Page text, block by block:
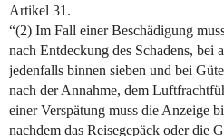
Artikel 31.
“(2) Im Fall einer Beschädigung
nach Entdeckung des Schadens, bei
jedenfalls binnen sieben und bei
nach der Annahme, dem
einer Verspätung muss die Anzeige
nachdem das Reisegepäck oder die